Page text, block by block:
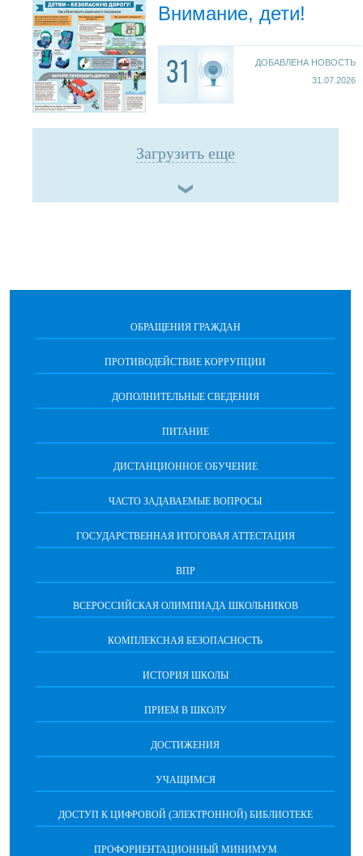
Внимание, дети!
31
ДОБАВЛЕНА НОВОСТЬ
31.07.2026
Загрузить еще
ОБРАЩЕНИЯ ГРАЖДАН
ПРОТИВОДЕЙСТВИЕ КОРРУПЦИИ
ДОПОЛНИТЕЛЬНЫЕ СВЕДЕНИЯ
ПИТАНИЕ
ДИСТАНЦИОННОЕ ОБУЧЕНИЕ
ЧАСТО ЗАДАВАЕМЫЕ ВОПРОСЫ
ГОСУДАРСТВЕННАЯ ИТОГОВАЯ АТТЕСТАЦИЯ
ВПР
ВСЕРОССИЙСКАЯ ОЛИМПИАДА ШКОЛЬНИКОВ
КОМПЛЕКСНАЯ БЕЗОПАСНОСТЬ
ИСТОРИЯ ШКОЛЫ
ПРИЕМ В ШКОЛУ
ДОСТИЖЕНИЯ
УЧАЩИМСЯ
ДОСТУП К ЦИФРОВОЙ (ЭЛЕКТРОННОЙ) БИБЛИОТЕКЕ
ПРОФОРИЕНТАЦИОННЫЙ МИНИМУМ